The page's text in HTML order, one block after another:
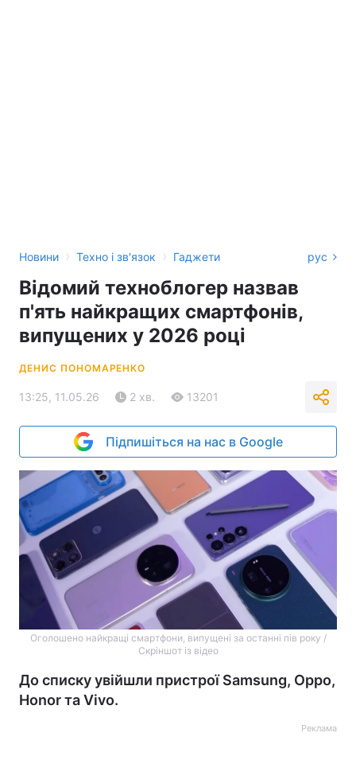
Новини › Техно і зв'язок › Гаджети рус
Відомий техноблогер назвав
п'ять найкращих смартфонів,
випущених у 2026 році
ДЕНИС ПОНОМАРЕНКО
13:25, 11.05.26 2 хв. 13201
Підпишіться на нас в Google
Оголошено найкращі смартфони, випущені за останні пів року /
Скріншот із відео
До списку увійшли пристрої Samsung, Oppo,
Honor та Vivo.
Реклама